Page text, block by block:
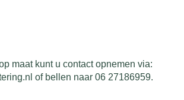
maat kunt u contact opnemen via:
of bellen naar 06 27186959.